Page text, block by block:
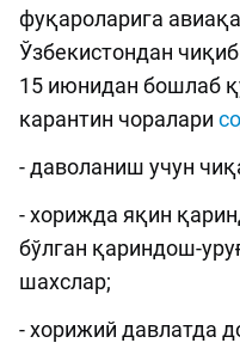
фуқароларига
Ўзбекистондан
15 июнидан бошлаб
карантин чоралари
- даволаниш учун
- хорижда яқин
бўлган қариндош-
шахслар;
- хорижий давлатда